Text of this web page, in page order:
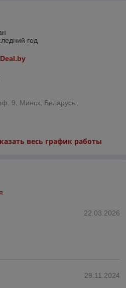
год
Deal.by
9, Минск, Беларусь
весь график работы
22.03.2026
29.11.2024